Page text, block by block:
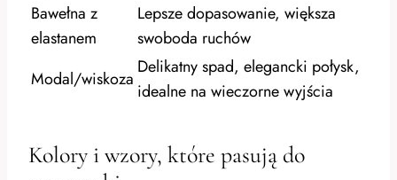
Bawełna z
elastanem
Lepsze dopasowanie, większa
swoboda ruchów
Modal/wiskoza
Delikatny spad, elegancki połysk,
idealne na wieczorne wyjścia
Kolory i wzory, które pasują do